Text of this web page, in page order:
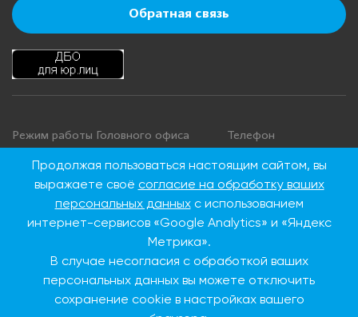
Обратная связь
Режим работы Головного офиса
Понедельник - четверг: с 9:00 до
18:00
Суббота, воскресенье: выходные
Телефон
+7 495 276 00 22
8 800 100 00 22
России)
115093, г. Москва, ул.
Продолжая пользоваться настоящим сайтом, вы
выражаете своё согласие на обработку ваших
персональных данныхс использованием
интернет-сервисов «Google Analytics» и «Яндекс
Метрика».
В случае несогласия с обработкой ваших
персональных данных вы можете отключить
сохранение cookie в настройках вашего